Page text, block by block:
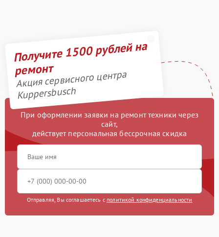
Получите 1500 рублей на
ремонт
Акция сервисного центра
Kuppersbusch
При оформлении заявки на ремонт техники через
сайт,
действует персональная бессрочная скидка
Отправляя, Вы соглашаетесь с политикой конфиденциальности